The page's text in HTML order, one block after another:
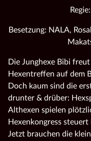
Besetzung: NALA,
Die Junghexe Bibi
Hexentreffen auf dem
Doch kaum sind die
drunter & drüber:
Althexen spielen
Hexenkongress steuert
Jetzt brauchen die